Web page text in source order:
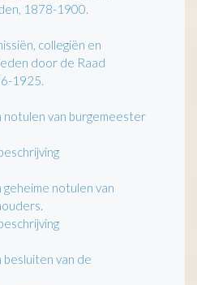
1878-1900.
collegiën en
door de Raad
1925.
notulen van burgemeester
geheime notulen van
besluiten van de